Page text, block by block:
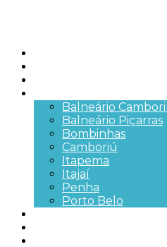
Balneário
Balneário Piçarras
Bombinhas
Camboriú
Itapema
Itajaí
Penha
Porto Belo